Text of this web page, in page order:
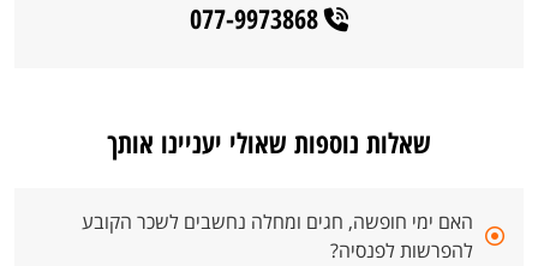
077-9973868
שאלות נוספות שאולי יעניינו אותך
האם ימי חופשה, חגים ומחלה נחשבים לשכר הקובע
להפרשות לפנסיה?